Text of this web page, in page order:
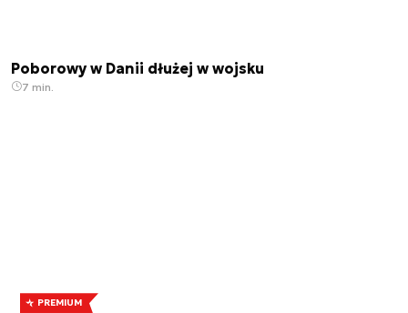
Poborowy w Danii dłużej w wojsku
7 min.
PREMIUM